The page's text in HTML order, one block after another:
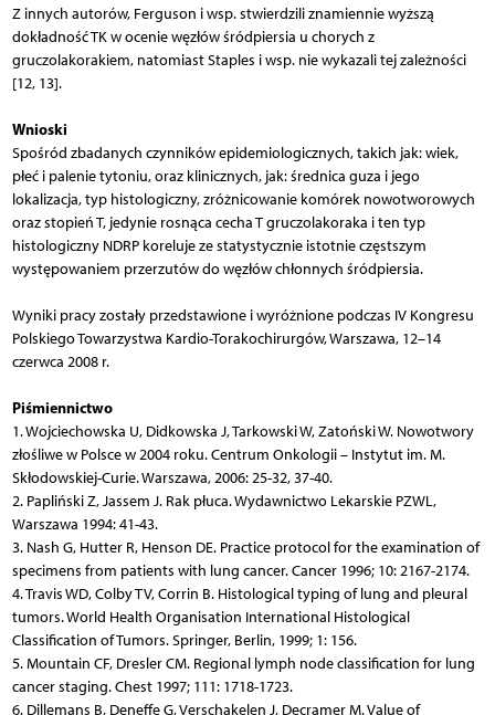
Z innych autorów, Ferguson i wsp. stwierdzili znamiennie wyższą
dokładność TK w ocenie węzłów śródpiersia u chorych z
gruczolakorakiem, natomiast Staples i wsp. nie wykazali tej zależności
[12, 13].
Wnioski
Spośród zbadanych czynników epidemiologicznych, takich jak: wiek,
płeć i palenie tytoniu, oraz klinicznych, jak: średnica guza i jego
lokalizacja, typ histologiczny, zróżnicowanie komórek nowotworowych
oraz stopień T, jedynie rosnąca cecha T gruczolakoraka i ten typ
histologiczny NDRP koreluje ze statystycznie istotnie częstszym
występowaniem przerzutów do węzłów chłonnych śródpiersia.
Wyniki pracy zostały przedstawione i wyróżnione podczas IV Kongresu
Polskiego Towarzystwa Kardio-Torakochirurgów, Warszawa, 12–14
czerwca 2008 r.
Piśmiennictwo
1. Wojciechowska U, Didkowska J, Tarkowski W, Zatoński W. Nowotwory
złośliwe w Polsce w 2004 roku. Centrum Onkologii – Instytut im. M.
Skłodowskiej-Curie. Warszawa, 2006: 25-32, 37-40.
2. Papliński Z, Jassem J. Rak płuca. Wydawnictwo Lekarskie PZWL,
Warszawa 1994: 41-43.
3. Nash G, Hutter R, Henson DE. Practice protocol for the examination of
specimens from patients with lung cancer. Cancer 1996; 10: 2167-2174.
4. Travis WD, Colby TV, Corrin B. Histological typing of lung and pleural
tumors. World Health Organisation International Histological
Classification of Tumors. Springer, Berlin, 1999; 1: 156.
5. Mountain CF, Dresler CM. Regional lymph node classification for lung
cancer staging. Chest 1997; 111: 1718-1723.
6. Dillemans B, Deneffe G, Verschakelen J, Decramer M. Value of